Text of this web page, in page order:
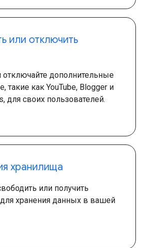
или отключить
отключайте дополнительные
такие как YouTube, Blogger и
для своих пользователей.
хранилища
или получить
хранения данных в вашей